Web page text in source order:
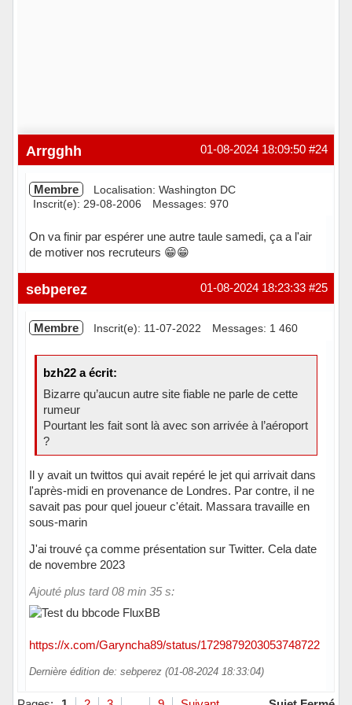
#24
01-08-2024 18:09:50
Arrgghh
Membre
Localisation: Washington DC
Inscrit(e): 29-08-2006
Messages: 970
On va finir par espérer une autre taule samedi, ça a l'air
de motiver nos recruteurs 😁😁
Hors ligne #25
01-08-2024 18:23:33
sebperez
Membre Inscrit(e): 11-07-2022 Messages: 1 460
bzh22 a écrit:
Bizarre qu’aucun autre site fiable ne parle de cette
rumeur
Pourtant les fait sont là avec son arrivée à l’aéroport
?
Il y avait un twittos qui avait repéré le jet qui arrivait dans
l'après-midi en provenance de Londres. Par contre, il ne
savait pas pour quel joueur c'était. Massara travaille en
sous-marin
J'ai trouvé ça comme présentation sur Twitter. Cela date
de novembre 2023
Ajouté plus tard 08 min 35 s:
https://x.com/Garyncha89/status/1729879203053748722
Dernière édition de: sebperez (01-08-2024 18:33:04)